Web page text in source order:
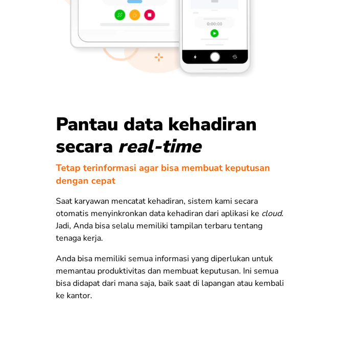
Pantau data kehadiran
secara real-time
Tetap terinformasi agar bisa membuat keputusan
dengan cepat
Saat karyawan mencatat kehadiran, sistem kami secara
otomatis menyinkronkan data kehadiran dari aplikasi ke cloud.
Jadi, Anda bisa selalu memiliki tampilan terbaru tentang
tenaga kerja.
Anda bisa memiliki semua informasi yang diperlukan untuk
memantau produktivitas dan membuat keputusan. Ini semua
bisa didapat dari mana saja, baik saat di lapangan atau kembali
ke kantor.